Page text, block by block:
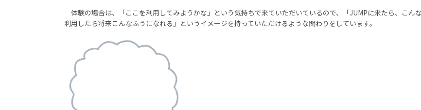
体験の場合は、「ここを利用してみようかな」という気持ちで来ていただいているので、「JUMPに来たら、こん
利用したら将来こんなふうになれる」というイメージを持っていただけるような関わりをしています。